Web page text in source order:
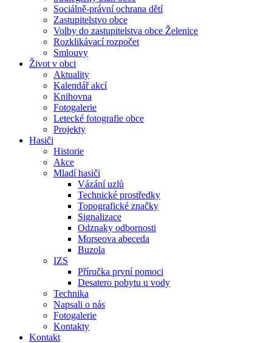
Sociálně-právní ochrana dětí
Zastupitelstvo obce
Volby do zastupitelstva obce Želenice
Rozklikávací rozpočet
Smlouvy
Život v obci
Aktuality
Kalendář akcí
Knihovna
Fotogalerie
Letecké fotografie obce
Projekty
Hasiči
Historie
Akce
Mladí hasiči
Vázání uzlů
Technické prostředky
Topografické značky
Signalizace
Odznaky odbornosti
Morseova abeceda
Buzola
IZS
Příručka první pomoci
Desatero pobytu u vody
Technika
Napsali o nás
Fotogalerie
Kontakty
Kontakt